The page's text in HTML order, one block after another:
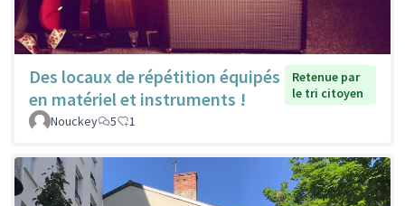
Des locaux de répétition équipés
en matériel et instruments !
Retenue par
le tri citoyen
Nouckey
5 1